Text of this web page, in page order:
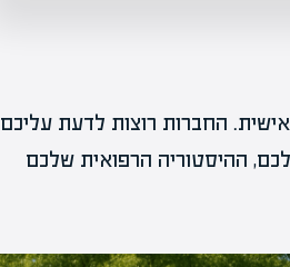
החברות רוצות לדעת עליכם
ההיסטוריה הרפואית שלכם